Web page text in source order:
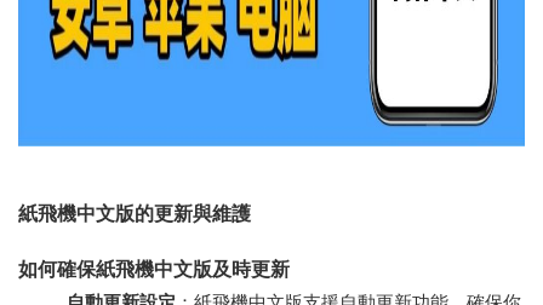
紙飛機中文版的更新與維護
如何確保紙飛機中文版及時更新